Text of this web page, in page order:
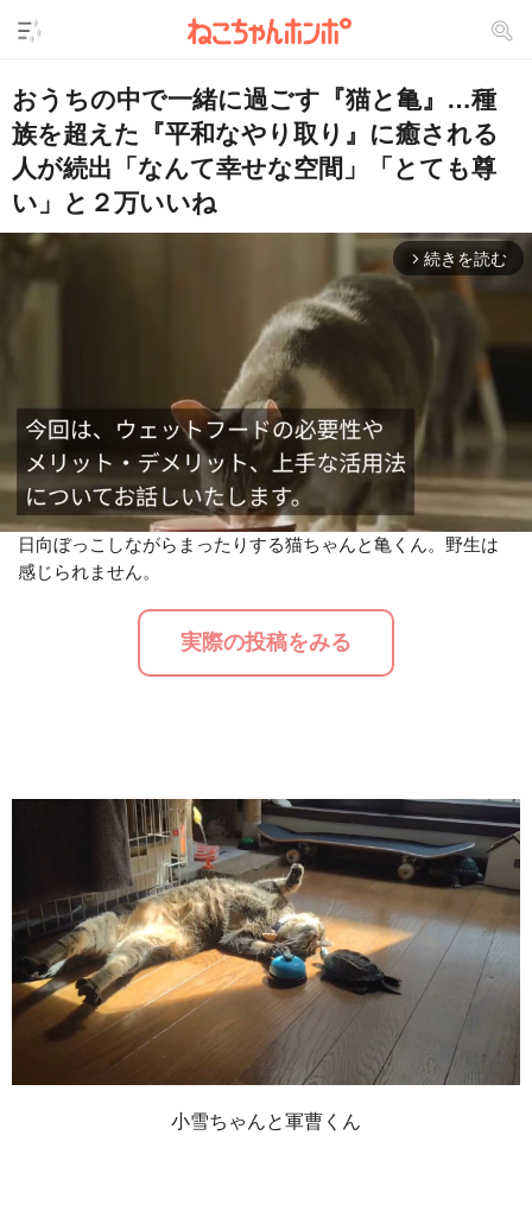
おうちの中で一緒に過ごす『猫と亀』…種
族を超えた『平和なやり取り』に癒される
人が続出「なんて幸せな空間」「とても尊
い」と２万いいね
arrow_forward_ios 続きを読む
日向ぼっこしながらまったりする猫ちゃんと亀くん。野生は
感じられません。
実際の投稿をみる
小雪ちゃんと軍曹くん